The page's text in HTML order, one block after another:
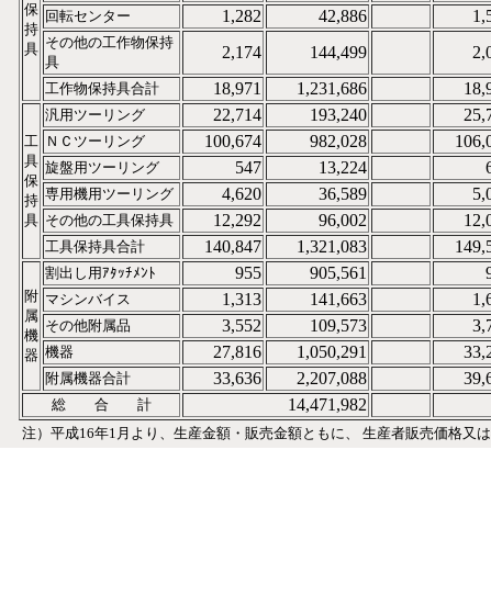
保
持
具
回転センター 1,282 42,886
その他の工作物保持
具
2,174 144,499
工作物保持具合計 18,971 1,231,686
工
具
保
持
具
汎用ツーリング 22,714 193,240
ＮＣツーリング 100,674 982,028
旋盤用ツーリング 547 13,224
専用機用ツーリング 4,620 36,589
その他の工具保持具 12,292 96,002
工具保持具合計 140,847 1,321,083
附
属
機
器
割出し用ｱﾀｯﾁﾒﾝﾄ 955 905,561
マシンバイス 1,313 141,663
その他附属品 3,552 109,573
機器 27,816 1,050,291
附属機器合計 33,636 2,207,088
総 合 計 14,471,982
注）平成16年1月より、生産金額・販売金額ともに、 生産者販売価格又は